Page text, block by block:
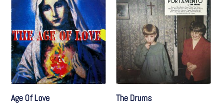
Age Of Love The Drums